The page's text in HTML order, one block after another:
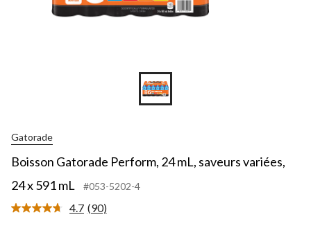
Gatorade
Boisson Gatorade Perform, 24 mL, saveurs variées,
24 x 591 mL
#053-5202-4
4.7 Lire
(90)